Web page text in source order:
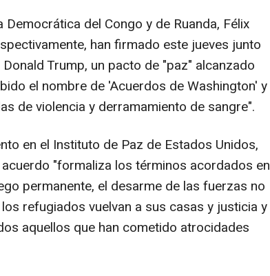
del Congo y de Ruanda, Félix
han firmado este jueves junto
Trump, un pacto de "paz" alcanzado
el nombre de 'Acuerdos de Washington' y
de violencia y derramamiento de sangre".
en el Instituto de Paz de Estados Unidos,
"formaliza los términos acordados en
permanente, el desarme de las fuerzas no
refugiados vuelvan a sus casas y justicia y
aquellos que han cometido atrocidades